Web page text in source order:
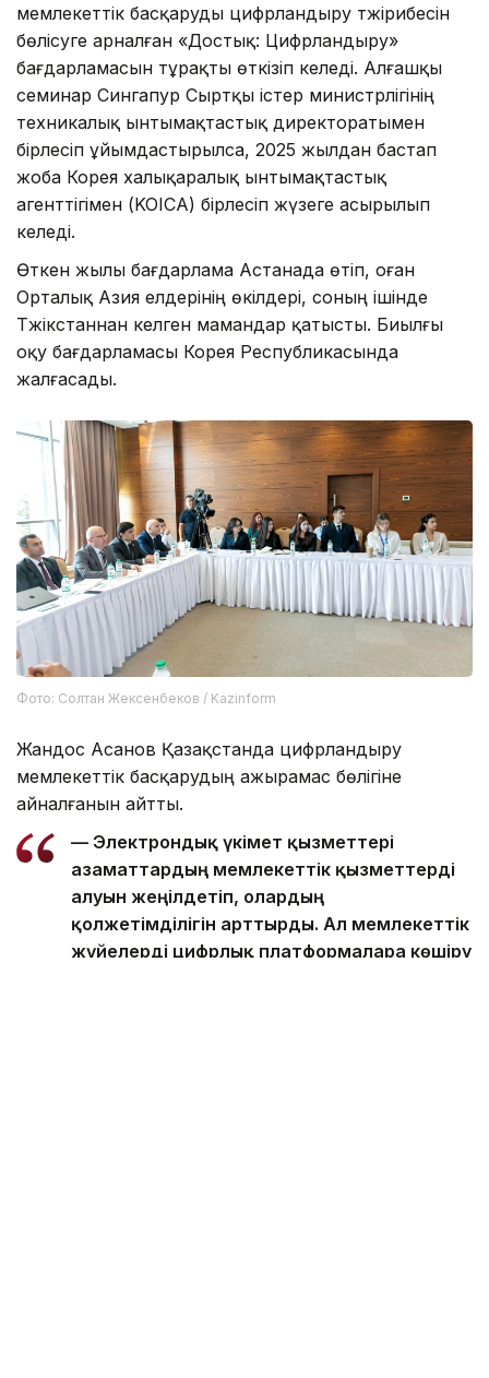
мемлекеттік басқаруды цифрландыру тәжірибесін
бөлісуге арналған «Достық: Цифрландыру»
бағдарламасын тұрақты өткізіп келеді. Алғашқы
семинар Сингапур Сыртқы істер министрлігінің
техникалық ынтымақтастық директоратымен
бірлесіп ұйымдастырылса, 2025 жылдан бастап
жоба Корея халықаралық ынтымақтастық
агенттігімен (KOICA) бірлесіп жүзеге асырылып
келеді.
Өткен жылы бағдарлама Астанада өтіп, оған
Орталық Азия елдерінің өкілдері, соның ішінде
Тәжікстаннан келген мамандар қатысты. Биылғы
оқу бағдарламасы Корея Республикасында
жалғасады.
Фото: Солтан Жексенбеков / Kazinform
Жандос Асанов Қазақстанда цифрландыру
мемлекеттік басқарудың ажырамас бөлігіне
айналғанын айтты.
— Электрондық үкімет қызметтері
азаматтардың мемлекеттік қызметтерді
алуын жеңілдетіп, олардың
қолжетімділігін арттырды. Ал мемлекеттік
жүйелерді цифрлық платформаларға көшіру